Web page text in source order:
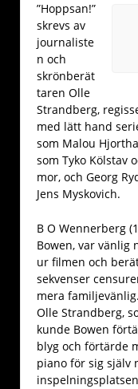
”Hoppsan!”
skrevs av
journaliste
n och
skrönberät
taren Olle
Strandberg,
med lätt hand
som Malou
som Tyko Kölstav
mor, och Georg
Jens Myskovich.
B O Wennerberg
Bowen, var vänlig
ur filmen och
sekvenser
mera
Olle Strandberg,
kunde Bowen
blyg och förtärde
piano för sig själv